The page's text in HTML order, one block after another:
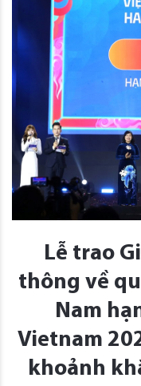
Lễ trao
thông về
Nam
Vietnam
khoảnh